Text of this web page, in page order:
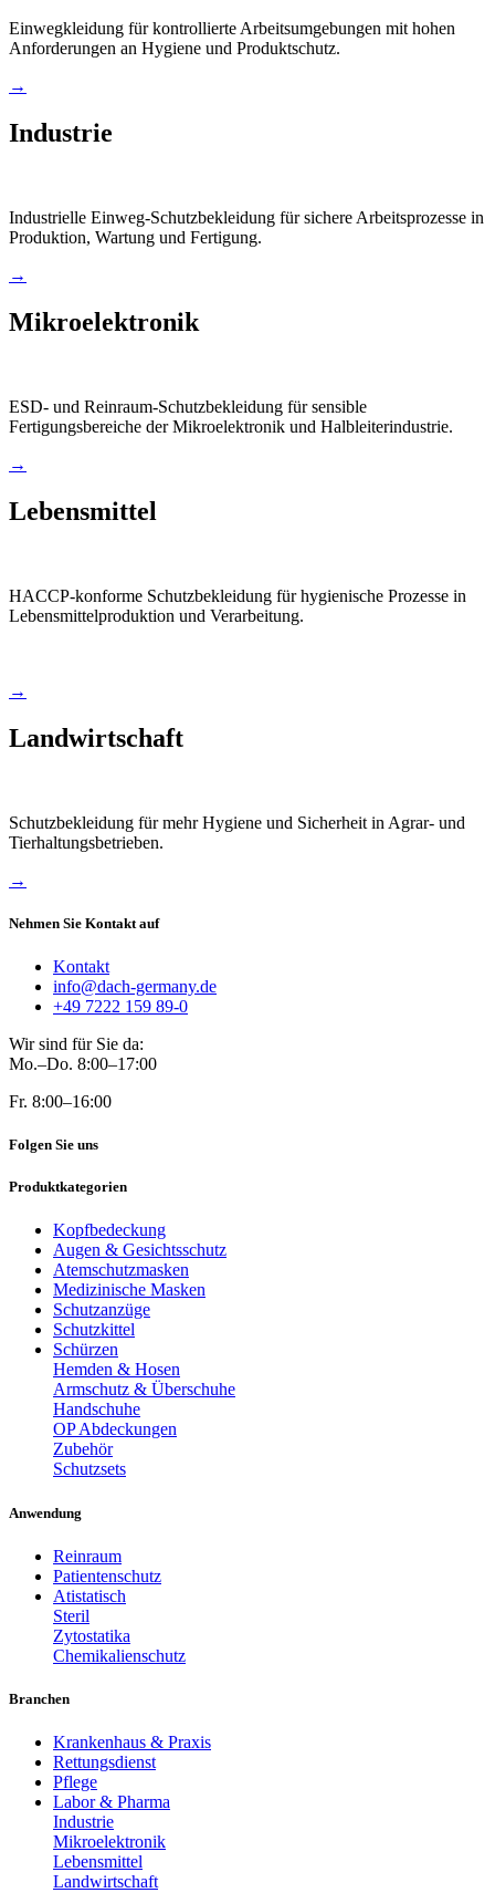
Einwegkleidung für kontrollierte Arbeitsumgebungen mit hohen
Anforderungen an Hygiene und Produktschutz.
→
Industrie
Industrielle Einweg-Schutzbekleidung für sichere Arbeitsprozesse in
Produktion, Wartung und Fertigung.
→
Mikroelektronik
ESD- und Reinraum-Schutzbekleidung für sensible
Fertigungsbereiche der Mikroelektronik und Halbleiterindustrie.
→
Lebensmittel
HACCP-konforme Schutzbekleidung für hygienische Prozesse in
Lebensmittelproduktion und Verarbeitung.
→
Landwirtschaft
Schutzbekleidung für mehr Hygiene und Sicherheit in Agrar- und
Tierhaltungsbetrieben.
→
Nehmen Sie Kontakt auf
Kontakt
info@dach-germany.de
+49 7222 159 89-0
Wir sind für Sie da:
Mo.–Do. 8:00–17:00
Fr. 8:00–16:00
Folgen Sie uns
Produktkategorien
Kopfbedeckung
Augen & Gesichtsschutz
Atemschutzmasken
Medizinische Masken
Schutzanzüge
Schutzkittel
Schürzen
Hemden & Hosen
Armschutz & Überschuhe
Handschuhe
OP Abdeckungen
Zubehör
Schutzsets
Anwendung
Reinraum
Patientenschutz
Atistatisch
Steril
Zytostatika
Chemikalienschutz
Branchen
Krankenhaus & Praxis
Rettungsdienst
Pflege
Labor & Pharma
Industrie
Mikroelektronik
Lebensmittel
Landwirtschaft